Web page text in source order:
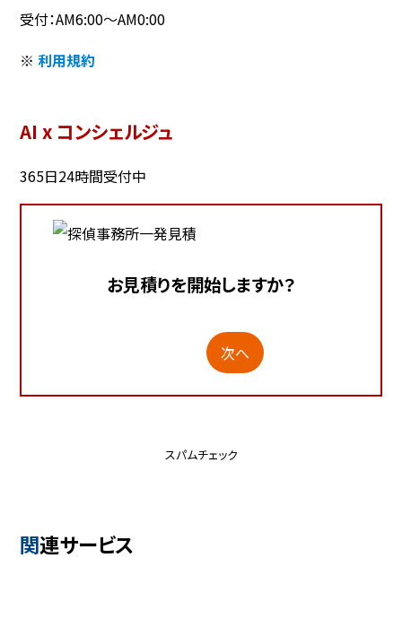
受付：AM6:00～AM0:00
※利用規約
AI x コンシェルジュ
365日24時間受付中
お見積りを開始しますか？
次へ
スパムチェック
関連サービス